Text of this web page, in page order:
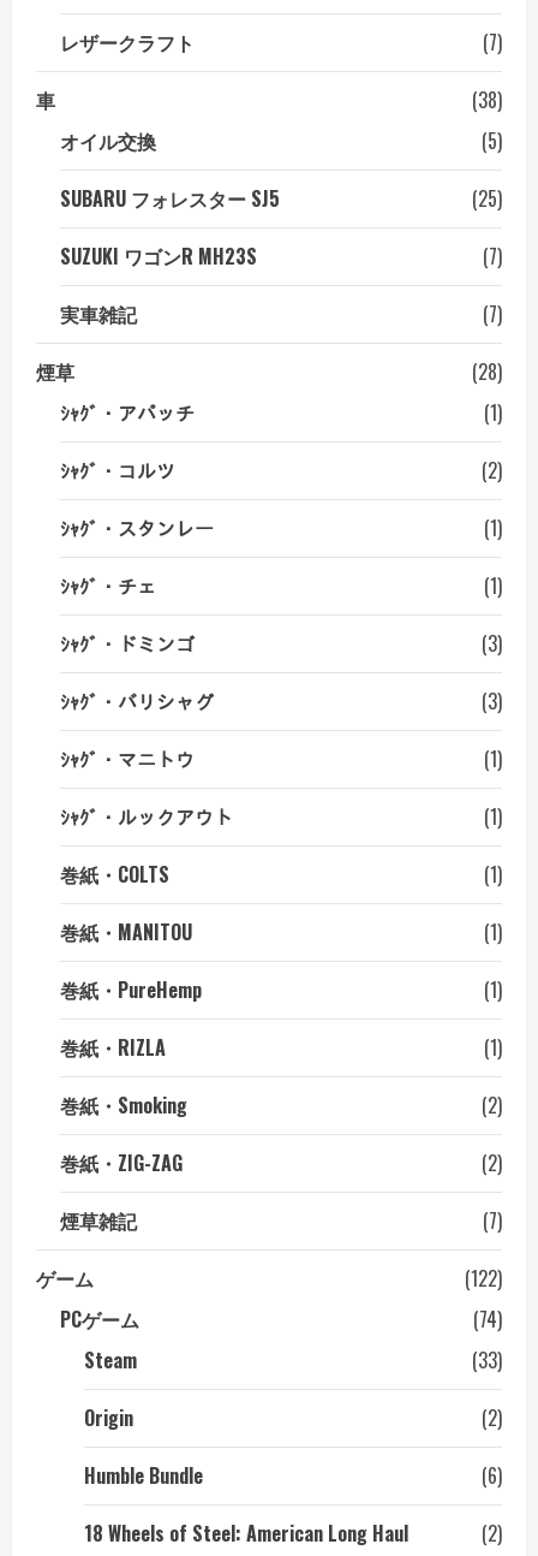
レザークラフト
(7)
車
(38)
オイル交換
(5)
SUBARU フォレスター SJ5
(25)
SUZUKI ワゴンR MH23S
(7)
実車雑記
(7)
煙草
(28)
ｼｬｸﾞ・アパッチ
(1)
ｼｬｸﾞ・コルツ
(2)
ｼｬｸﾞ・スタンレー
(1)
ｼｬｸﾞ・チェ
(1)
ｼｬｸﾞ・ドミンゴ
(3)
ｼｬｸﾞ・バリシャグ
(3)
ｼｬｸﾞ・マニトウ
(1)
ｼｬｸﾞ・ルックアウト
(1)
巻紙・COLTS
(1)
巻紙・MANITOU
(1)
巻紙・PureHemp
(1)
巻紙・RIZLA
(1)
巻紙・Smoking
(2)
巻紙・ZIG-ZAG
(2)
煙草雑記
(7)
ゲーム
(122)
PCゲーム
(74)
Steam
(33)
Origin
(2)
Humble Bundle
(6)
18 Wheels of Steel: American Long Haul
(2)